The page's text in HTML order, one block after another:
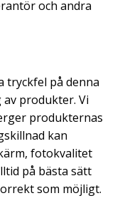
och andra
tryckfel på denna
produkter. Vi
produkternas
kan
fotokvalitet
på bästa sätt
som möjligt.